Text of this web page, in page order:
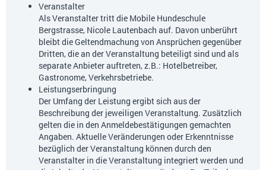
Veranstalter
Als Veranstalter tritt die Mobile Hundeschule
Bergstrasse, Nicole Lautenbach auf. Davon unberührt
bleibt die Geltendmachung von Ansprüchen gegenüber
Dritten, die an der Veranstaltung beteiligt sind und als
separate Anbieter auftreten, z.B.: Hotelbetreiber,
Gastronome, Verkehrsbetriebe.
Leistungserbringung
Der Umfang der Leistung ergibt sich aus der
Beschreibung der jeweiligen Veranstaltung. Zusätzlich
gelten die in den Anmeldebestätigungen gemachten
Angaben. Aktuelle Veränderungen oder Erkenntnisse
bezüglich der Veranstaltung können durch den
Veranstalter in die Veranstaltung integriert werden und